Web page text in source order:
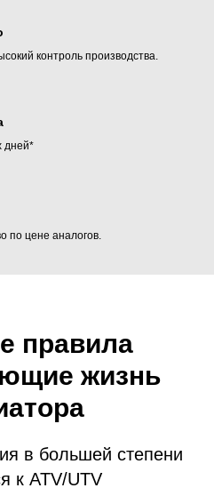
контроль производства.
дней*
по цене аналогов.
правила
жизнь
в большей степени
к ATV/UTV